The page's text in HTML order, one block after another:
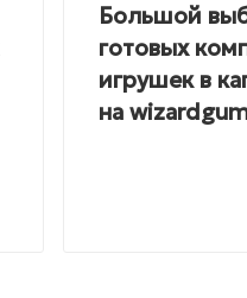
Большой
готовых
игрушек в
на